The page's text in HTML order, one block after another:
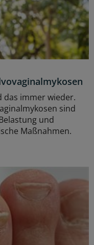
das immer wieder.
sind
und
Maßnahmen.